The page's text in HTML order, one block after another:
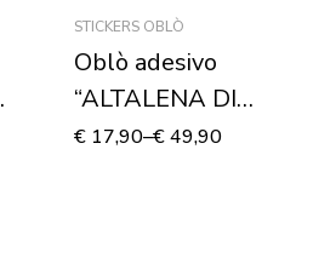
–
STICKERS OBLÒ
Oblò adesivo
“ALTALENA DI
GIRASOLI” – adesivo
€ 17,90–€49,90